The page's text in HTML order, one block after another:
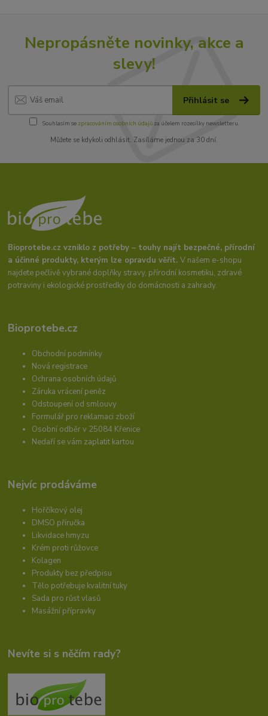
Nepropásněte novinky, akce a
slevy!
Přihlásit se
Souhlasím se zpracováním osobních údajůza účelem rozesílky newsletteru.
Můžete se kdykoli odhlásit. Zasíláme jednou za 30 dní.
Bioprotebe.cz vzniklo z potřeby – touhy najít bezpečné, přírodní
a účinné produkty, kterým lze opravdu věřit.V našem e-shopu
najdete pečlivě vybrané doplňky stravy, přírodní kosmetiku, zdravé
potraviny i ekologické prostředky do domácnosti a zahrady.
Bioprotebe.cz
Obchodní podmínky
Nová registrace
Ochrana osobních údajů
Záruka vrácení peněz
Odstoupení od smlouvy
Formulář pro reklamaci zboží
Osobní odběr v 25084 Křenice
Nedaří se vám zaplatit kartou
Nejvíc prodáváme
Hořčíkový olej
DMSO příručka
Likvidace hmyzu
Krém proti růžovce
Kolagen
Produkty bez předpisu
Tělo potřebuje kvalitní tuky
Sada pro růst vlasů
Masážní přípravky
Nevíte si s něčím rady?